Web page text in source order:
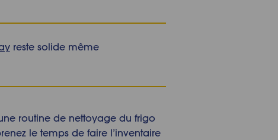
reste solide même
routine de nettoyage du frigo
le temps de faire l’inventaire